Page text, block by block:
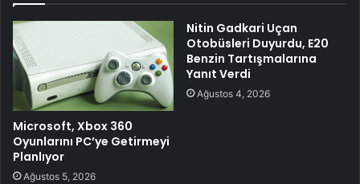
Microsoft, Xbox 360
Oyunlarını PC’ye Getirmeyi
Planlıyor
Ağustos 5, 2026
Nitin Gadkari Uçan
Otobüsleri Duyurdu, E20
Benzin Tartışmalarına
Yanıt Verdi
Ağustos 4, 2026